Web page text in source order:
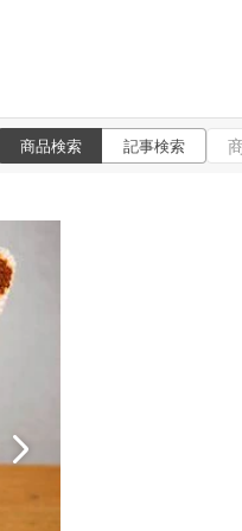
商品検索 記事検索